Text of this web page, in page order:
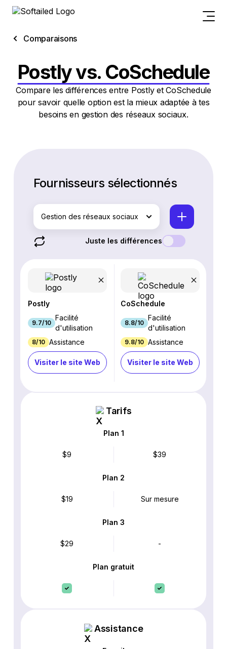
Comparaisons
Postly vs. CoSchedule
Compare les différences entre Postly et CoSchedule
pour savoir quelle option est la mieux adaptée à tes
besoins en gestion des réseaux sociaux.
Fournisseurs sélectionnés
Gestion des réseaux sociaux
Juste les différences
Postly
9.7/10
Facilité
d'utilisation
8/10 Assistance
Visiter le site Web
CoSchedule
8.8/10
Facilité
d'utilisation
9.8/10 Assistance
Visiter le site Web
Tarifs
Plan 1
$9 $39
Plan 2
$19 Sur mesure
Plan 3
$29 -
Plan gratuit
Assistance